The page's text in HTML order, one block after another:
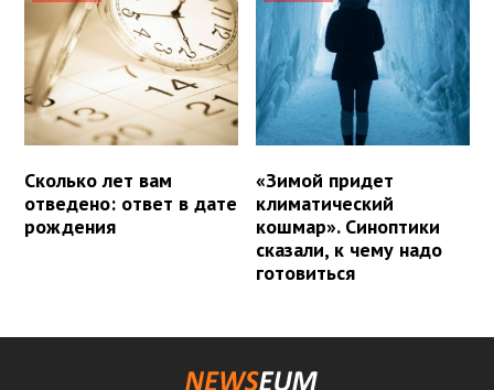
Сколько лет вам
отведено: ответ в дате
рождения
«Зимой придет
климатический
кошмар». Синоптики
сказали, к чему надо
готовиться